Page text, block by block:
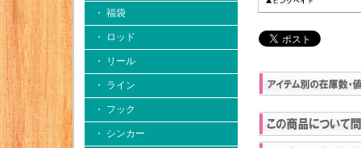
・ 福袋
・ ロッド
・ リール
・ ライン
・ フック
・ シンカー